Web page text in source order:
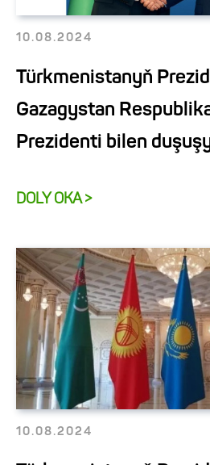
10.08.2024
Türkmenistanyň
Gazagystan
Prezidenti bilen
DOLY OKA >
10.08.2024